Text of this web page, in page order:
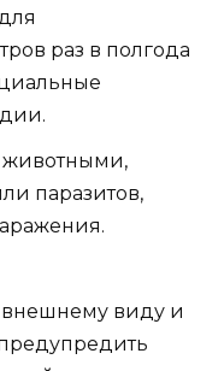
раз в полгода
животными,
паразитов,
виду и